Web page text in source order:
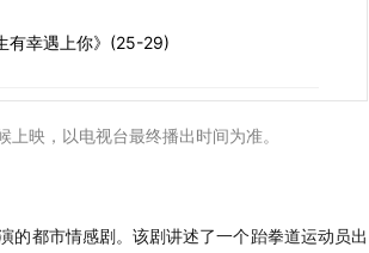
有幸遇上你》(25-29)
映，以电视台最终播出时间为准。
的都市情感剧。该剧讲述了一个跆拳道运动员出